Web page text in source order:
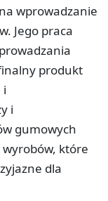
wprowadzanie
Jego praca
produkt
i
i
gumowych
które
dla